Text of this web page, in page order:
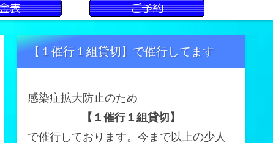
【１催行１組貸切】で催行してます
感染症拡大防止のため
【１催行１組貸切】
で催行しております。今まで以上の少人